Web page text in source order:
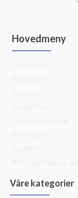
Hovedmeny
Våre kategorier